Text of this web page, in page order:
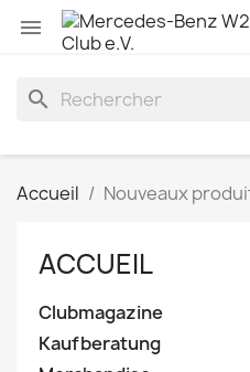

search
Accueil Nouveaux
ACCUEIL
Clubmagazine
Kaufberatung